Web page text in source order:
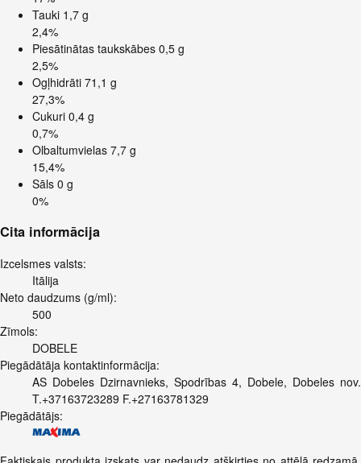
Tauki 1,7 g
2,4%
Piesātinātas taukskābes 0,5 g
2,5%
Ogļhidrāti 71,1 g
27,3%
Cukuri 0,4 g
0,7%
Olbaltumvielas 7,7 g
15,4%
Sāls 0 g
0%
Cita informācija
Izcelsmes valsts:
Itālija
Neto daudzums (g/ml):
500
Zīmols:
DOBELE
Piegādātāja kontaktinformācija:
AS Dobeles Dzirnavnieks, Spodrības 4, Dobele, Dobeles nov.
T.+37163723289 F.+27163781329
Piegādātājs: